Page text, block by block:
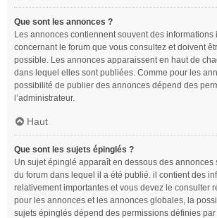
Que sont les annonces ?
Les annonces contiennent souvent des informations
concernant le forum que vous consultez et doivent
possible. Les annonces apparaissent en haut de
dans lequel elles sont publiées. Comme pour les
possibilité de publier des annonces dépend des
l’administrateur.
Haut
Que sont les sujets épinglés ?
Un sujet épinglé apparaît en dessous des annonces
du forum dans lequel il a été publié. il contient des
relativement importantes et vous devez le consulter
pour les annonces et les annonces globales, la
sujets épinglés dépend des permissions définies par